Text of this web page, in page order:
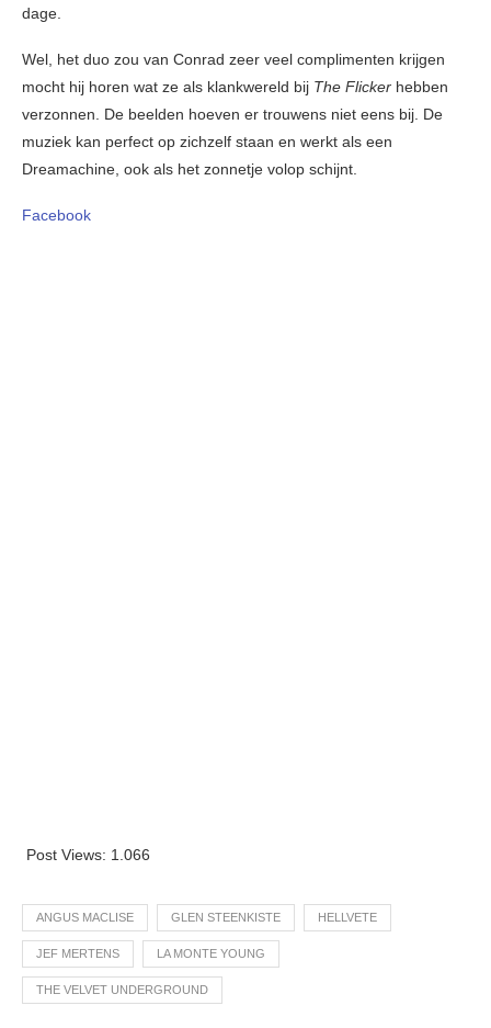
dage.
Wel, het duo zou van Conrad zeer veel complimenten krijgen
mocht hij horen wat ze als klankwereld bij The Flicker hebben
verzonnen. De beelden hoeven er trouwens niet eens bij. De
muziek kan perfect op zichzelf staan en werkt als een
Dreamachine, ook als het zonnetje volop schijnt.
Facebook
Post Views: 1.066
ANGUS MACLISE GLEN STEENKISTE HELLVETE
JEF MERTENS LA MONTE YOUNG
THE VELVET UNDERGROUND